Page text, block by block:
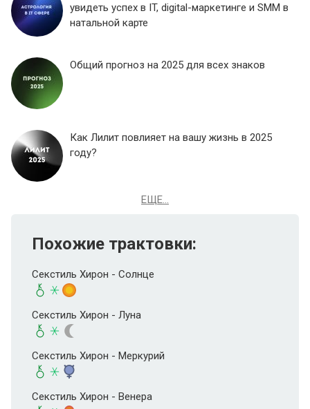
увидеть успех в IT, digital-маркетинге и SMM в
натальной карте
Общий прогноз на 2025 для всех знаков
Как Лилит повлияет на вашу жизнь в 2025
году?
ЕЩЕ...
Похожие трактовки:
Секстиль Хирон - Солнце
Секстиль Хирон - Луна
Секстиль Хирон - Меркурий
Секстиль Хирон - Венера